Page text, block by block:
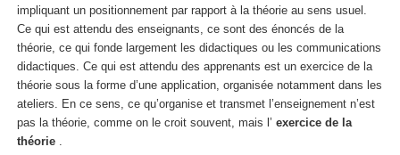
impliquant un positionnement par rapport à la théorie au sens usuel.
Ce qui est attendu des enseignants, ce sont des énoncés de la
théorie, ce qui fonde largement les didactiques ou les communications
didactiques. Ce qui est attendu des apprenants est un exercice de la
théorie sous la forme d’une application, organisée notamment dans les
ateliers. En ce sens, ce qu’organise et transmet l’enseignement n’est
pas la théorie, comme on le croit souvent, mais l’ exercice de la
théorie .